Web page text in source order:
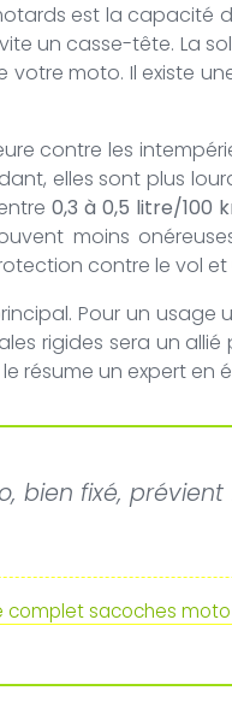
est la capacité
un casse-tête. La
moto. Il existe
contre les
elles sont plus
0,3 à 0,5 litre/100
moins
contre le vol
Pour un
rigides sera un
résume un expert en
bien fixé,
complet sacoches